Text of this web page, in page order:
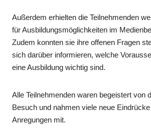
Außerdem erhielten die Teilnehmenden
für Ausbildungsmöglichkeiten im
Zudem konnten sie ihre offenen Fragen
sich darüber informieren, welche
eine Ausbildung wichtig sind.
Alle Teilnehmenden waren begeistert von
Besuch und nahmen viele neue
Anregungen mit.